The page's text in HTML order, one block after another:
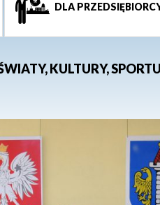
DLA
KULTURY,